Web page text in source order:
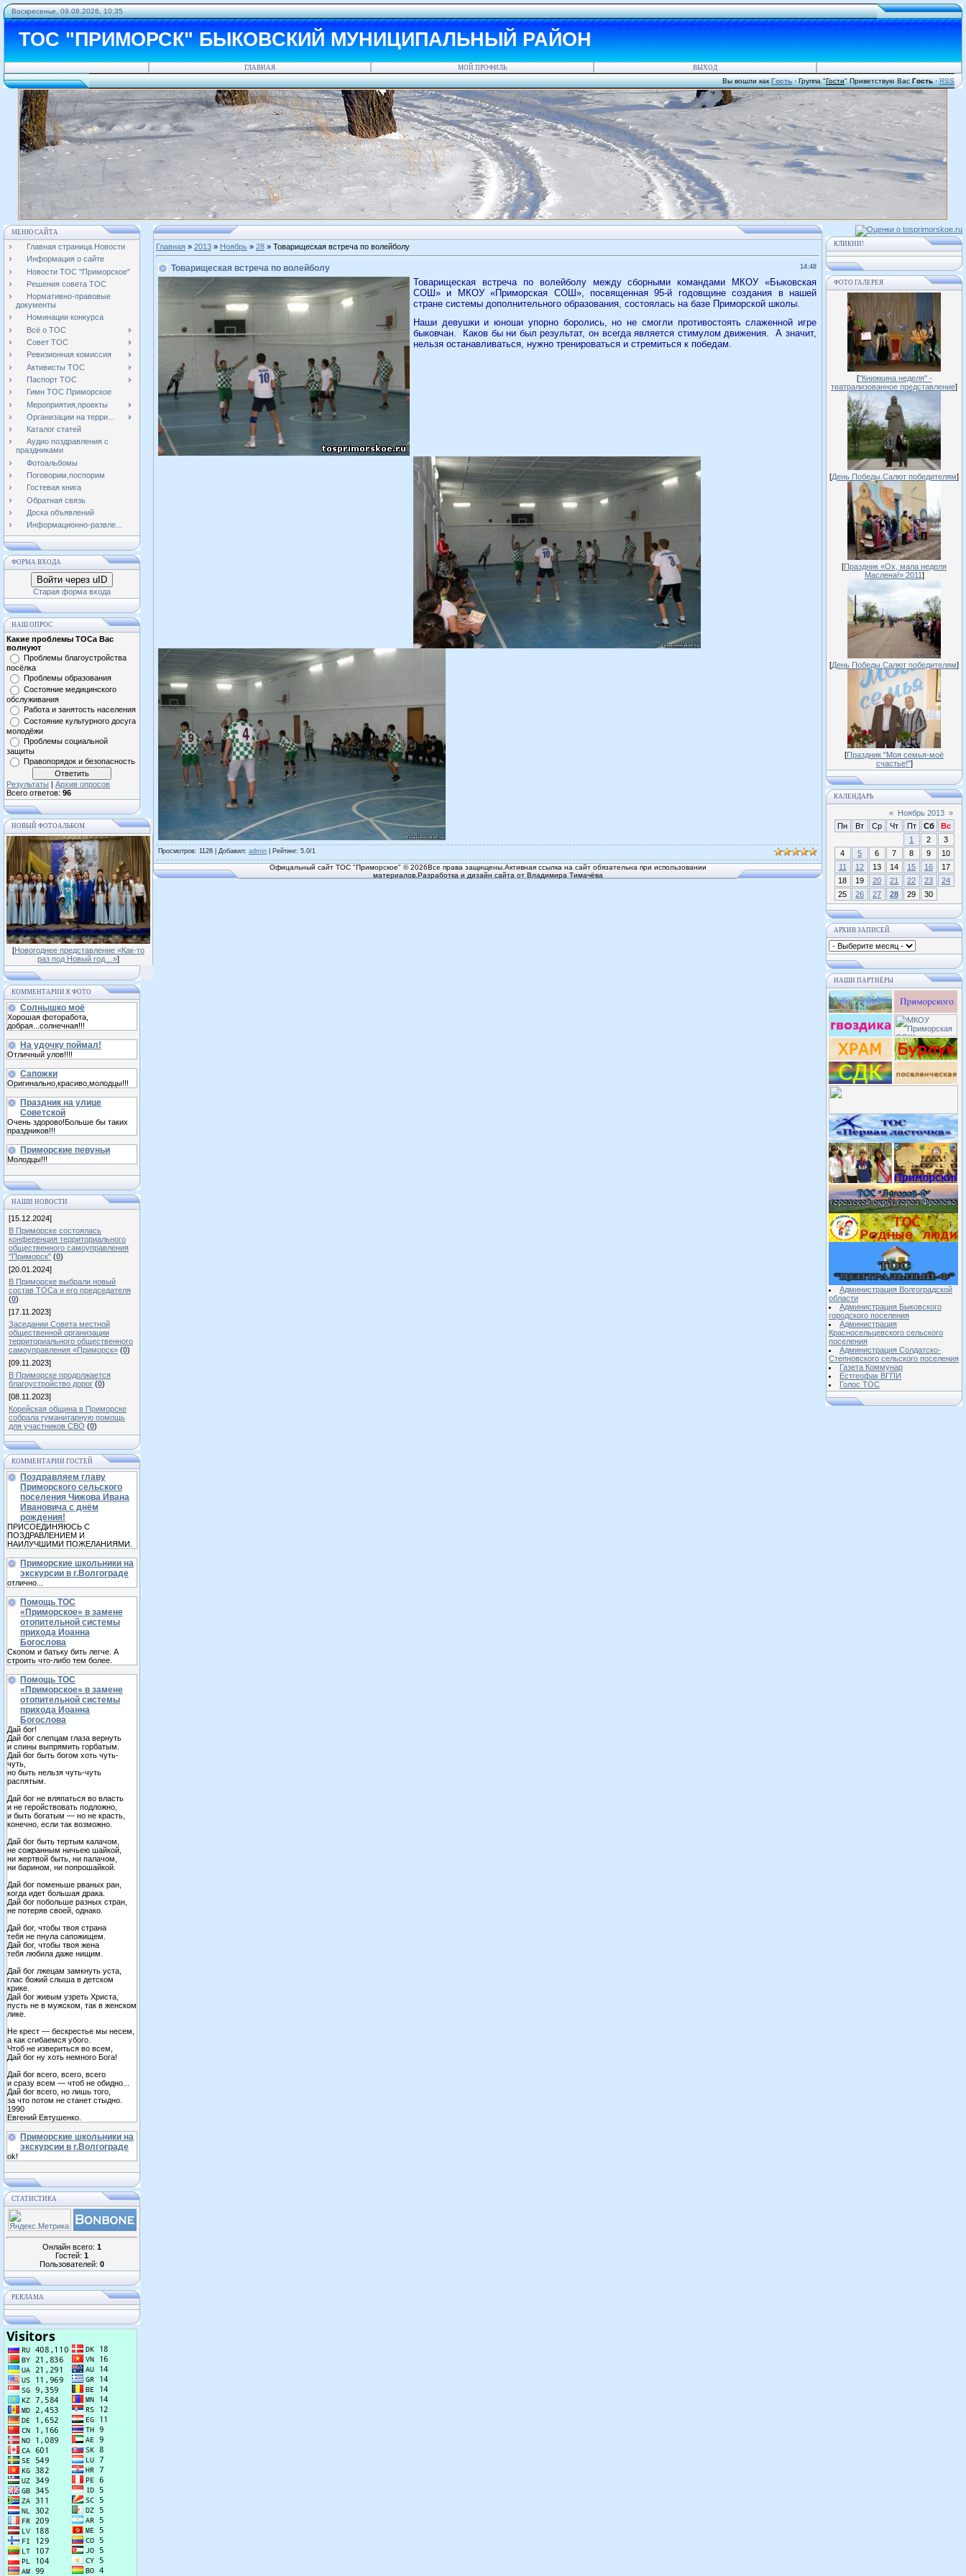
Воскресенье, 09.08.2026, 10:35
ТОС "ПРИМОРСК" БЫКОВСКИЙ МУНИЦИПАЛЬНЫЙ РАЙОН
ГЛАВНАЯ МОЙ ПРОФИЛЬ ВЫХОД
Вы вошли как Гость·Группа"Гости"Приветствую ВасГость·RSS
МЕНЮ САЙТА
Главная страница.Новости
Информация о сайте
Новости ТОС "Приморское"
Решения совета ТОС
Нормативно-правовые
документы
Номинации конкурса
Всё о ТОС
Совет ТОС
Ревизионная комиссия
Активисты ТОС
Паспорт ТОС
Гимн ТОС Приморское
Мероприятия,проекты
Организации на терри...
Каталог статей
Аудио поздравления с
праздниками
Фотоальбомы
Поговорим,поспорим
Гостевая книга
Обратная связь
Доска объявлений
Информационно-развле...
ФОРМА ВХОДА
Войти через uID
Старая форма входа
НАШ ОПРОС
Какие проблемы ТОСа Вас
волнуют
Проблемы благоустройства
посёлка
Проблемы образования
Состояние медицинского
обслуживания
Работа и занятость населения
Состояние культурного досуга
молодёжи
Проблемы социальной
защиты
Правопорядок и безопасность
Результаты | Архив опросов
Всего ответов: 96
НОВЫЙ ФОТОАЛЬБОМ
[Новогоднее представление «Как-то
раз под Новый год…»]
КОММЕНТАРИИ К ФОТО
Солнышко моё
Хорошая фоторабота,
добрая...солнечная!!!
На удочку поймал!
Отличный улов!!!!
Сапожки
Оригинально,красиво,молодцы!!!
Праздник на улице
Советской
Очень здорово!Больше бы таких
праздников!!!
Приморские певуньи
Молодцы!!!
НАШИ НОВОСТИ
[15.12.2024]
В Приморске состоялась
конференция территориального
общественного самоуправления
"Приморск" (0)
[20.01.2024]
В Приморске выбрали новый
состав ТОСа и его председателя
(0)
[17.11.2023]
Заседании Совета местной
общественной организации
территориального общественного
самоуправления «Приморск» (0)
[09.11.2023]
В Приморске продолжается
благоустройство дорог (0)
[08.11.2023]
Корейская община в Приморске
собрала гуманитарную помощь
для участников СВО (0)
КОММЕНТАРИИ ГОСТЕЙ
Поздравляем главу
Приморского сельского
поселения Чижова Ивана
Ивановича с днём
рождения!
ПРИСОЕДИНЯЮСЬ С
ПОЗДРАВЛЕНИЕМ И
НАИЛУЧШИМИ ПОЖЕЛАНИЯМИ.
Приморские школьники на
экскурсии в г.Волгограде
отлично...
Помощь ТОС
«Приморское» в замене
отопительной системы
прихода Иоанна
Богослова
Скопом и батьку бить легче. А
строить что-либо тем более.
Помощь ТОС
«Приморское» в замене
отопительной системы
прихода Иоанна
Богослова
Дай бог!
Дай бог слепцам глаза вернуть
и спины выпрямить горбатым.
Дай бог быть богом хоть чуть-
чуть,
но быть нельзя чуть-чуть
распятым.
Дай бог не вляпаться во власть
и не геройствовать подложно,
и быть богатым — но не красть,
конечно, если так возможно.
Дай бог быть тертым калачом,
не сожранным ничьею шайкой,
ни жертвой быть, ни палачом,
ни барином, ни попрошайкой.
Дай бог поменьше рваных ран,
когда идет большая драка.
Дай бог побольше разных стран,
не потеряв своей, однако.
Дай бог, чтобы твоя страна
тебя не пнула сапожищем.
Дай бог, чтобы твоя жена
тебя любила даже нищим.
Дай бог лжецам замкнуть уста,
глас божий слыша в детском
крике.
Дай бог живым узреть Христа,
пусть не в мужском, так в женском
лике.
Не крест — бескрестье мы несем,
а как сгибаемся убого.
Чтоб не извериться во всем,
Дай бог ну хоть немного Бога!
Дай бог всего, всего, всего
и сразу всем — чтоб не обидно...
Дай бог всего, но лишь того,
за что потом не станет стыдно.
1990
Евгений Евтушенко.
Приморские школьники на
экскурсии в г.Волгограде
ok!
СТАТИСТИКА
Онлайн всего: 1
Гостей: 1
Пользователей: 0
РЕКЛАМА
Главная » 2013 » Ноябрь » 28 » Товарищеская встреча по волейболу
14:48
Товарищеская встреча по волейболу
Товарищеская встреча по волейболу между сборными командами МКОУ «Быковская
СОШ» и МКОУ «Приморская СОШ», посвященная 95-й годовщине создания в нашей
стране системы дополнительного образования, состоялась на базе Приморской школы.
Наши девушки и юноши упорно боролись, но не смогли противостоять слаженной игре
быковчан.
Каков бы ни был результат, он всегда является стимулом движения.
А значит,
нельзя останавливаться, нужно тренироваться и стремиться к победам.
Просмотров: 1128 | Добавил: admin Рейтинг: 5.0/1
Офицальный сайт ТОС "Приморское" © 2026Все права защищены.Активная ссылка на сайт обязательна при использовании
материалов.Разработка и дизайн сайта от Владимира Тимачёва
КЛИКНИ!
ФОТО ГАЛЕРЕЯ
["Книжкина неделя" -
театрализованное представление]
[День Победы.Салют победителям]
[Праздник «Ох, мала неделя
Маслена!» 2011]
[День Победы.Салют победителям]
[Праздник "Моя семья-моё
счастье!"]
КАЛЕНДАРЬ
« Ноябрь 2013 »
Пн
Вт Ср Чт Пт Сб
Вс
1
2
3
4
5 6 7 8 9
10
11
12 13 14 15 16
17
18
19 20 21 22 23
24
25
26 27 28 29 30
АРХИВ ЗАПИСЕЙ
НАШИ ПАРТНЁРЫ
Администрация Волгоградской
области
Администрация Быковского
городского поселения
Администрация
Красносельцевского сельского
поселения
Администрация Солдатско-
Степновского сельского поселения
Газета Коммунар
Естгеофак ВГПИ
Голос ТОС